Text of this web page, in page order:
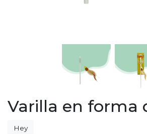
Varilla en forma
Hey